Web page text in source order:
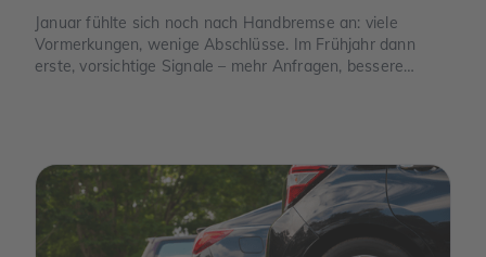
Januar fühlte sich noch nach Handbremse an: viele
Vormerkungen, wenige Abschlüsse. Im Frühjahr dann
erste, vorsichtige Signale – mehr Anfragen, bessere
mehr „Was ist wirklich möglich?“.